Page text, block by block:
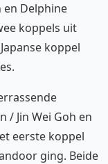
en Delphine
koppels uit
koppel
/ Jin Wei Goh en
eerste koppel
ging. Beide